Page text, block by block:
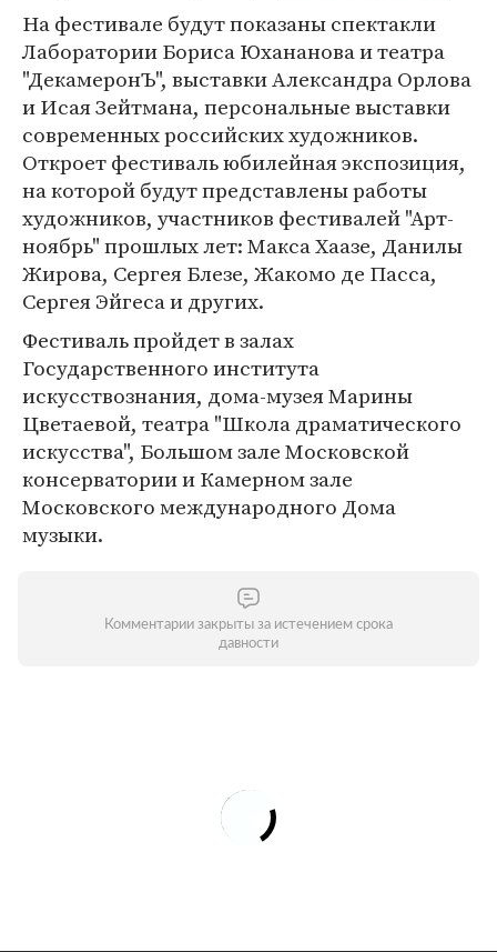
На фестивале будут показаны спектакли
Лаборатории Бориса Юхананова и театра
"ДекамеронЪ", выставки Александра Орлова
и Исая Зейтмана, персональные выставки
современных российских художников.
Откроет фестиваль юбилейная экспозиция,
на которой будут представлены работы
художников, участников фестивалей "Арт-
ноябрь" прошлых лет: Макса Хаазе, Данилы
Жирова, Сергея Блезе, Жакомо де Пасса,
Сергея Эйгеса и других.
Фестиваль пройдет в залах
Государственного института
искусствознания, дома-музея Марины
Цветаевой, театра "Школа драматического
искусства", Большом зале Московской
консерватории и Камерном зале
Московского международного Дома
музыки.
Комментарии закрыты за истечением срока
давности